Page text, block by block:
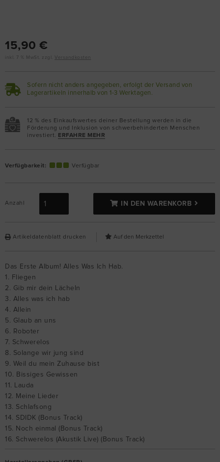
15,90 €
inkl. 7 % MwSt. zzgl. Versandkosten
Sofern nicht anders angegeben, erfolgt der Versand von
Lagerartikeln innerhalb von 1-3 Werktagen.
12 % des Einkaufswertes deiner Bestellung werden in die
Förderung und Inklusion von schwerbehinderten Menschen
investiert. ERFAHRE MEHR
Verfügbarkeit: Verfügbar
Anzahl IN DEN WARENKORB
Artikeldatenblatt drucken
Das Erste Album! Alles Was Ich Hab.
1. Fliegen
2. Gib mir dein Lächeln
3. Alles was ich hab
4. Allein
5. Glaub an uns
6. Roboter
7. Schwerelos
8. Solange wir jung sind
9. Weil du mein Zuhause bist
10. Bissiges Gewissen
11. Lauda
12. Meine Lieder
13. Schlafsong
14. SDIDK (Bonus Track)
15. Noch einmal (Bonus Track)
16. Schwerelos (Akustik Live) (Bonus Track)